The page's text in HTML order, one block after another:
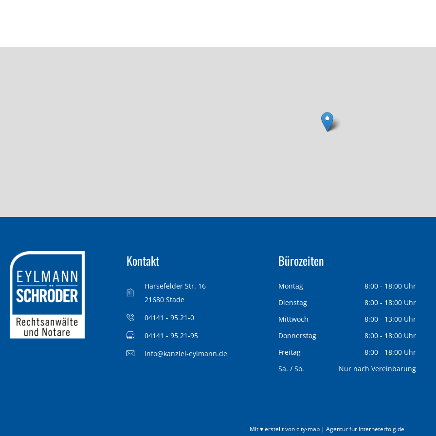
Kontakt
Harsefelder Str. 16
21680 Stade
04141 - 95 21-0
04141 - 95 21-95
info@kanzlei-eylmann.de
Bürozeiten
Montag
8:00 - 18:00 Uhr
Dienstag
8:00 - 18:00 Uhr
Mittwoch
8:00 - 13:00 Uhr
Donnerstag
8:00 - 18:00 Uhr
Freitag
8:00 - 18:00 Uhr
Sa. / So.
Nur nach Vereinbarung
Mit ♥ erstellt von city-map | Agentur für Interneterfolg.de